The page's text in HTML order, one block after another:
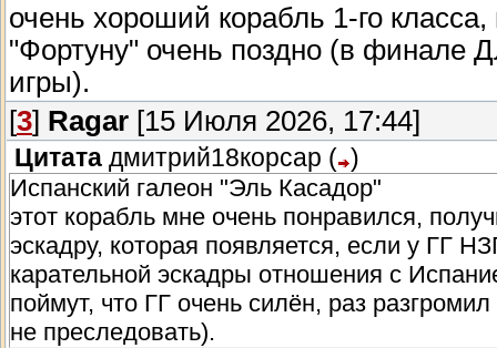
очень хороший корабль 1-го
"Фортуну" очень поздно (в финале
игры).
[3] Ragar [15 Июля 2026, 17:44]
Цитата дмитрий18корсар ( )
Испанский галеон "Эль Касадор"
этот корабль мне очень понравился,
эскадру, которая появляется, если у ГГ
карательной эскадры отношения с
поймут, что ГГ очень силён, раз
не преследовать).